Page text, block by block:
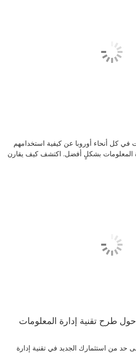
في كل أنحاء أوروبا عن كيفية استخدامهم
المعلومات بشكلٍ أفضل. اكتشف كيف يقارن
طرح تقنية إدارة المعلومات
حد من استثمارك الجديد في تقنية إدارة